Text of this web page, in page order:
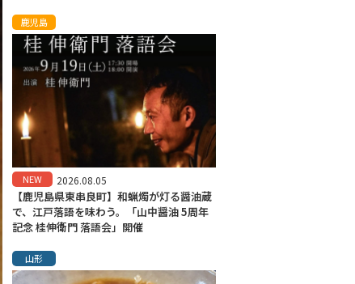
鹿児島
NEW 2026.08.05
【鹿児島県東串良町】和蝋燭が灯る醤油蔵
で、江戸落語を味わう。「山中醤油 5周年
記念 桂伸衛門 落語会」開催
山形